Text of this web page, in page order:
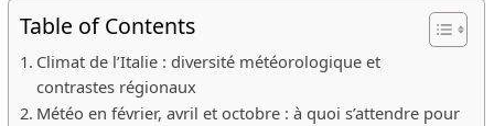
Table of Contents
Climat de l’Italie : diversité météorologique et
contrastes régionaux
Météo en février, avril et octobre : à quoi s’attendre pour